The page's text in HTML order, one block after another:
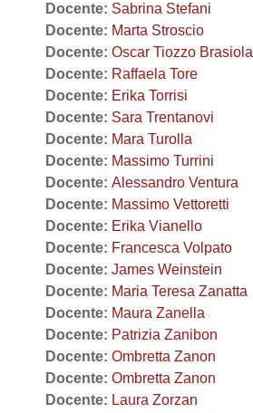
Docente: Sabrina Stefani
Docente: Marta Stroscio
Docente: Oscar Tiozzo Brasiola
Docente: Raffaela Tore
Docente: Erika Torrisi
Docente: Sara Trentanovi
Docente: Mara Turolla
Docente: Massimo Turrini
Docente: Alessandro Ventura
Docente: Massimo Vettoretti
Docente: Erika Vianello
Docente: Francesca Volpato
Docente: James Weinstein
Docente: Maria Teresa Zanatta
Docente: Maura Zanella
Docente: Patrizia Zanibon
Docente: Ombretta Zanon
Docente: Ombretta Zanon
Docente: Laura Zorzan